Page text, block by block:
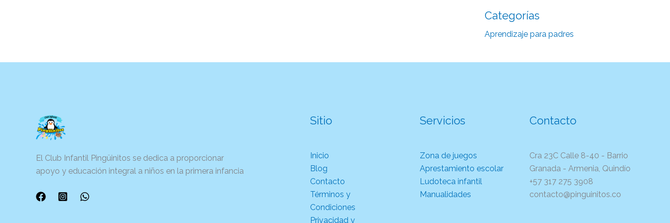
Categorías
Aprendizaje para padres
El Club Infantil Pingüinitos se dedica a proporcionar
apoyo y educación integral a niños en la primera infancia
Sitio
Inicio
Blog
Contacto
Términos y
Condiciones
Privacidad y
Servicios
Zona de juegos
Aprestamiento escolar
Ludoteca infantil
Manualidades
Contacto
Cra 23C Calle 8-40 - Barrio
Granada - Armenia, Quindío
+57 317 275 3908
contacto@pinguinitos.co